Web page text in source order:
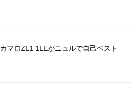
マロZL1 1LEがニュルで自己ベスト